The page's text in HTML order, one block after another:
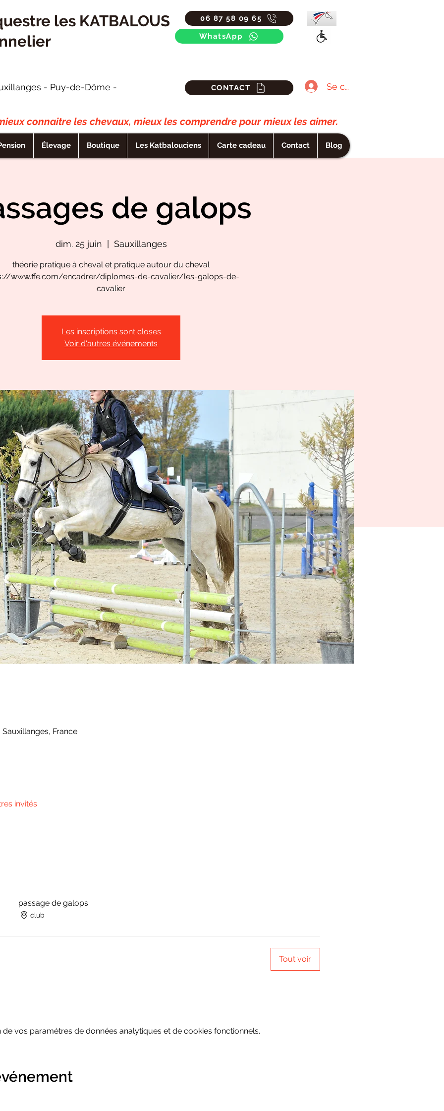
les KATBALOUS
06 87 58 09 65
WhatsApp
- Puy-de-Dôme - CONTACT Se connecter
connaitre les chevaux, mieux les comprendre pour mieux les aimer.
Élevage Boutique Les Katbalouciens Carte cadeau Contact Blog
de galops
dim. 25 juin Sauxillanges
théorie pratique à cheval et pratique autour du cheval
www.ffe.com/encadrer/diplomes-de-cavalier/les-galops-de-
cavalier
Les inscriptions sont closes
Voir d'autres événements
France
invités
passage de galops
club
Tout voir
vos paramètres de données analytiques et de cookies fonctionnels.